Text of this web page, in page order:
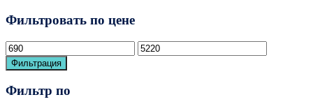
Фильтровать по цене
Минимальная
цена
Максимальная
цена
Фильтрация
Фильтр по